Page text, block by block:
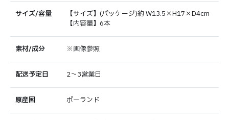
サイズ/容量
【サイズ】(パッケージ)約 W13.5×H17×D4cm
【内容量】6本
素材/成分 ※画像参照
配送予定日 2～3営業日
原産国 ポーランド